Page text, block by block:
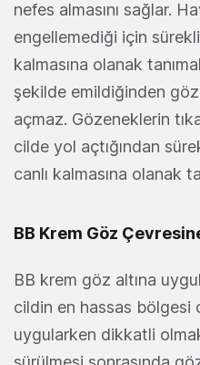
nefes almasını sağlar.
engellemediği için
kalmasına olanak
şekilde emildiğinden
açmaz. Gözeneklerin
cilde yol açtığından
canlı kalmasına olanak
BB Krem Göz
BB krem göz altına
cildin en hassas bölgesi
uygularken dikkatli